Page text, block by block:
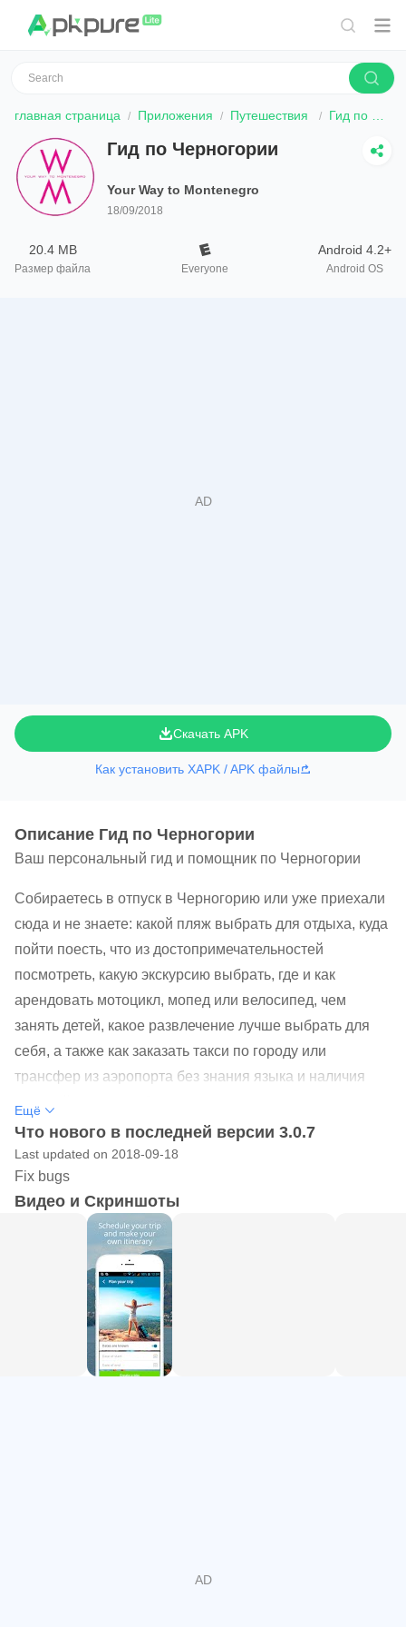
главная страница Приложения Путешествия Гид по Черногории
Гид по Черногории
Your Way to Montenegro
18/09/2018
20.4 MB
Размер файла Everyone
Android 4.2+
Android OS
Скачать APK
Как установить XAPK / APK файлы
Oписание Гид по Черногории
Ваш персональный гид и помощник по Черногории
Собираетесь в отпуск в Черногорию или уже приехали
сюда и не знаете: какой пляж выбрать для отдыха, куда
пойти поесть, что из достопримечательностей
посмотреть, какую экскурсию выбрать, где и как
арендовать мотоцикл, мопед или велосипед, чем
занять детей, какое развлечение лучше выбрать для
себя, а также как заказать такси по городу или
трансфер из аэропорта без знания языка и наличия
С приложением "Гид по Черногории" у Вас больше не
возникнет таких вопросов!
Мы выбрали для Вас только самые лучшие и выгодные
предложения по поиску и бронированию авиабилетов,
отелей и апартаментов, аренде автомобилей, яхт,
мотоциклов, мопедов и велосипедов в Черногории. С
нами Вы сможете найти и заказать такси или трансфер
по самым низким ценам, забронировать экскурсию,
узнать последние актуальные новости и мероприятия,
Ещё
Что нового в последней версии 3.0.7
Last updated on 2018-09-18
Fix bugs
Видео и Скриншоты